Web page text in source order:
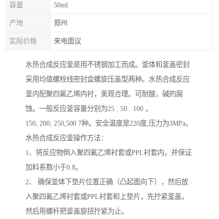
容量 50ml
产地 郑州
实际价格 来电面议
水热合成反应釜是用不锈钢加工而成。釜体和釜盖密封
采用均值螺栓线密封盒螺旋压盖型两种。水热合成反应
釜内配聚四氟乙烯内衬，美观合理。可耐酸，碱的腐
蚀。一般反应釜容量分别为25 . 50 . 100 ，
150, 200, 250,500 7种。安全温度是220度,压力为3MPa。
水热合成反应釜操作方法：
1、将反应物倒入聚四氟乙烯衬套或PPL衬套内，并保证
加料系数小于0.8。
2、 确保釜体下垫片位置正确（凸起面向下），然后放
入聚四氟乙烯衬套或PPL衬套和上垫片，先拧紧釜盖，
然后用螺杆把釜盖旋扭拧紧为止。